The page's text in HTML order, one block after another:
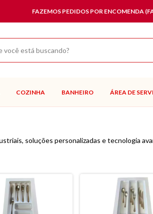
FAZEMOS PEDIDOS POR ENCOMENDA
COZINHA BANHEIRO ÁREA DE
soluções personalizadas e tecnologia